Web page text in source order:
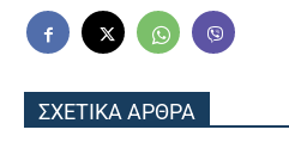
ΣΧΕΤΙΚΑ ΑΡΘΡΑ